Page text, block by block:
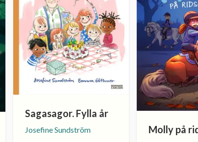
Sagasagor. Fylla år
Josefine Sundström Molly på